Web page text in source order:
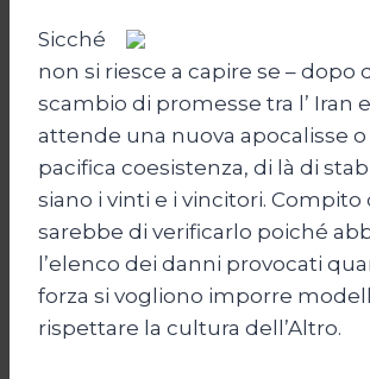
Sicché
non si riesce a capire se – dopo
scambio di promesse tra l’ Iran
attende una nuova apocalisse
pacifica coesistenza, di là di
siano i vinti e i vincitori. Compito
sarebbe di verificarlo poiché
l’elenco dei danni provocati
forza si vogliono imporre
rispettare la cultura dell’Altro.